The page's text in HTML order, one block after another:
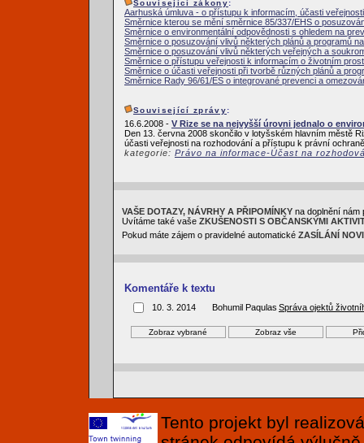
Související zákony:
Aarhuská úmluva - o přístupu k informacím, účasti
Směrnice kterou se mění směrnice 85/337/EHS o
Směrnice o environmentální odpovědnosti s ohledem na
Směrnice o posuzování vlivů některých plánů a programů
Směrnice o posuzování vlivů některých veřejných a
Směrnice o přístupu veřejnosti k informacím o životním
Směrnice o účasti veřejnosti při tvorbě různých plánů a
Směrnice Rady 96/61/ES o integrované prevenci a
Související zprávy:
16.6.2008 - V Rize se na nejvyšší úrovni jednalo o
Den 13. června 2008 skončilo v lotyšském hlavním městě
účasti veřejnosti na rozhodování a přístupu k právní
kategorie: Právo na informace-Účast na
VAŠE DOTAZY, NÁVRHY A PŘIPOMÍNKY na doplnění
Uvítáme také vaše ZKUŠENOSTI S OBČANSKÝMI
Pokud máte zájem o pravidelné automatické ZASÍLÁNÍ
Komentáře k textu
10. 3. 2014 Bohumil Paqulas Správa ojektů
Tento projekt byl